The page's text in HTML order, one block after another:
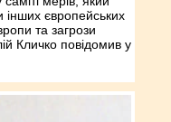
інших європейських
та загрози
Кличко повідомив у